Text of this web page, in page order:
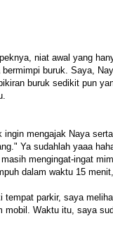
niat awal yang
buruk. Saya,
buruk sedikit pun
ingin mengajak Naya
Ya sudahlah yaaa
masih mengingat-ingat
dalam waktu 15
tempat parkir, saya
mobil. Waktu itu, saya